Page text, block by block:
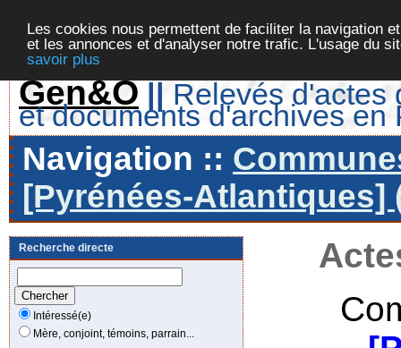
Les cookies nous permettent de faciliter la navigation
et les annonces et d'analyser notre trafic. L'usage du
savoir plus
Gen&O || Relevés d'actes
et documents d'archives en
Navigation ::
[Pyrénées-Atlantiques]
Recherche directe
Intéressé(e)
Mère, conjoint, témoins, parrain...